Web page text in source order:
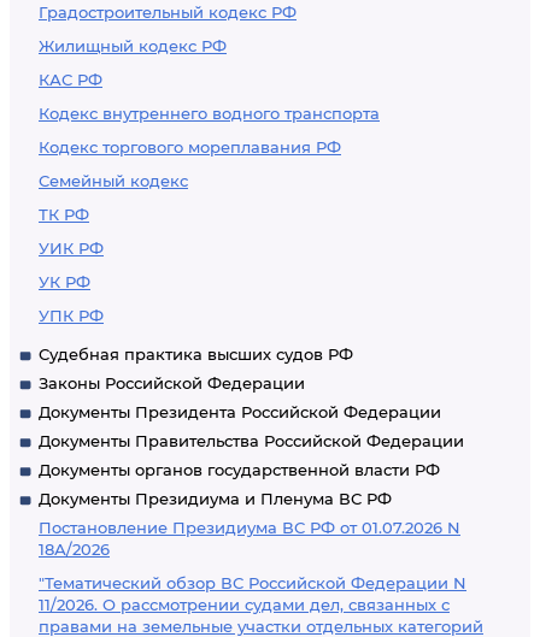
Градостроительный кодекс РФ
Жилищный кодекс РФ
КАС РФ
Кодекс внутреннего водного транспорта
Кодекс торгового мореплавания РФ
Семейный кодекс
ТК РФ
УИК РФ
УК РФ
УПК РФ
Судебная практика высших судов РФ
Законы Российской Федерации
Документы Президента Российской Федерации
Документы Правительства Российской Федерации
Документы органов государственной власти РФ
Документы Президиума и Пленума ВС РФ
Постановление Президиума ВС РФ от 01.07.2026 N
18А/2026
"Тематический обзор ВС Российской Федерации N
11/2026. О рассмотрении судами дел, связанных с
правами на земельные участки отдельных категорий